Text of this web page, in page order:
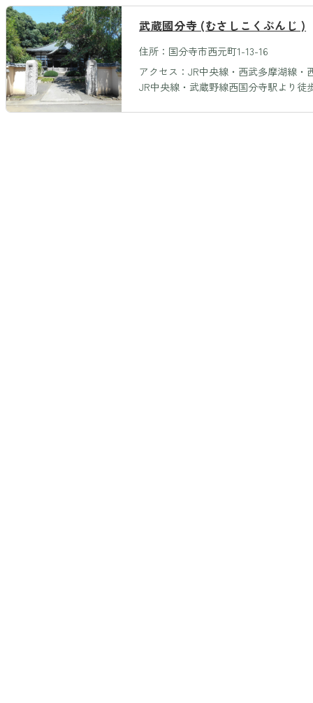
武蔵國分寺 (むさしこくぶんじ )
住所：国分寺市西元町1-13-16
アクセス：JR中央線・西武多摩湖線・
JR中央線・武蔵野線西国分寺駅より徒